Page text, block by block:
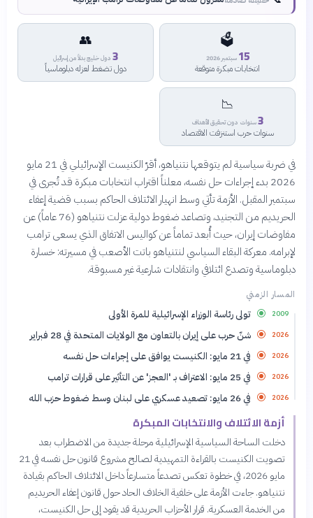
🗳️
15 سبتمبر 2026
انتخابات مبكرة متوقعة
👥
3 دول خليج بدلاً من إسرائيل
دول تضغط لعزله دبلوماسياً
📉
3سنوات دون تحقيق الأهداف
سنوات حرب استنزفت الاقتصاد
في ضربة سياسية لم يتوقعها نتنياهو، أقرّ الكنيست الإسرائيلي في 21 مايو
2026 بدء إجراءات حل نفسه، معلناً اقتراب انتخابات مبكرة قد تُجرى في
سبتمبر المقبل. الأزمة تأتي وسط انهيار الائتلاف الحاكم بسبب قضية إعفاء
الحريديم من التجنيد، وتصاعد ضغوط دولية عزلت نتنياهو (76 عاماً) عن
مفاوضات إيران، حيث أُبعد تماماً عن كواليس الاتفاق الذي يسعى ترامب
لإبرامه. معركة البقاء السياسي لنتنياهو باتت الأصعب في مسيرته: خسارة
دبلوماسية وتصدع ائتلافي وانتقادات شارعية غير مسبوقة.
المسار الزمني
2009 تولى رئاسة الوزراء الإسرائيلية للمرة الأولى
2026 شنّ حرب على إيران بالتعاون مع الولايات المتحدة في 28 فبراير
2026 في 21 مايو: الكنيست يوافق على إجراءات حل نفسه
2026 في 25 مايو: الاعتراف بـ 'العجز' عن التأثير على قرارات ترامب
2026 في 26 مايو: تصعيد عسكري على لبنان وسط ضغوط حزب الله
أزمة الائتلاف والانتخابات المبكرة
دخلت الساحة السياسية الإسرائيلية مرحلة جديدة من الاضطراب بعد
تصويت الكنيست بالقراءة التمهيدية لصالح مشروع قانون حل نفسه في 21
مايو 2026، في خطوة تعكس تصدعاً متسارعاً داخل الائتلاف الحاكم بقيادة
نتنياهو. جاءت الأزمة على خلفية الخلاف الحاد حول قانون إعفاء الحريديم
من الخدمة العسكرية. قرار الأحزاب الحريدية قد يقود إلى حل الكنيست،